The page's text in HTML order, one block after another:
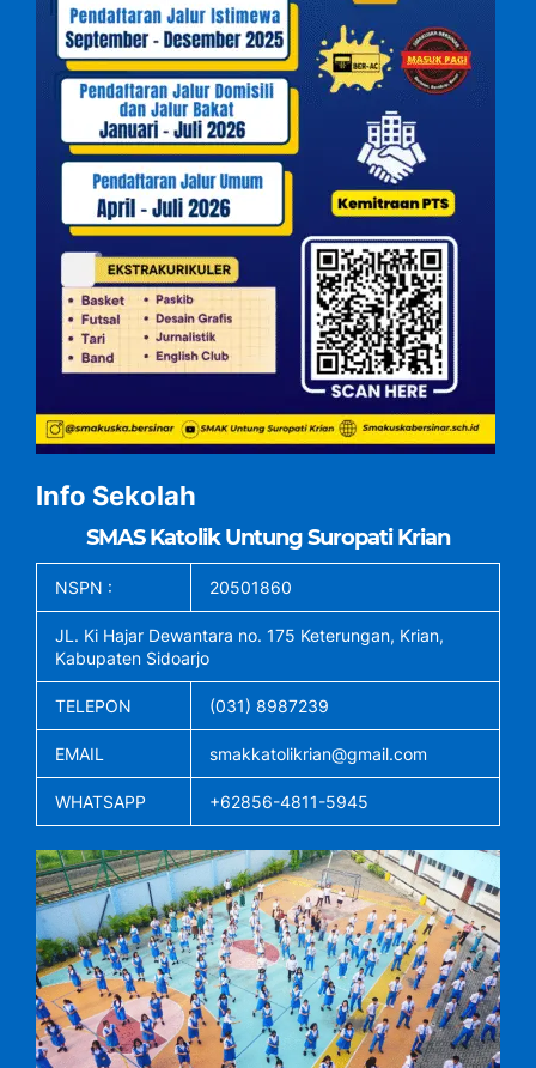
Info Sekolah
SMAS Katolik Untung Suropati Krian
NSPN : 20501860
JL. Ki Hajar Dewantara no. 175 Keterungan, Krian,
Kabupaten Sidoarjo
TELEPON (031) 8987239
EMAIL smakkatolikrian@gmail.com
WHATSAPP +62856-4811-5945